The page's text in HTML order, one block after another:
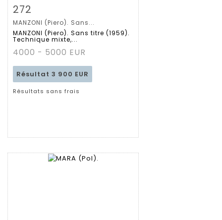
Fiche détaillée
272
MANZONI (Piero). Sans...
MANZONI (Piero). Sans titre (1959).
Technique mixte,...
4000 - 5000 EUR
Résultat 3 900 EUR
Résultats sans frais